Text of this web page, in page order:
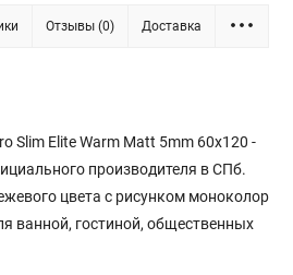
Отзывы (0) Доставка
Slim Elite Warm Matt 5mm 60x120 -
производителя в СПб.
цвета с рисунком моноколор
ванной, гостиной, общественных